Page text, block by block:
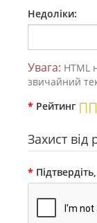
Недоліки:
Увага: HTML
звичайний
Рейтинг
Захист від